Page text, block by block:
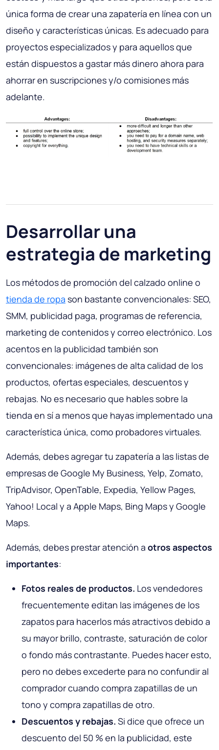
única forma de crear una zapatería en línea con un
diseño y características únicas. Es adecuado para
proyectos especializados y para aquellos que
están dispuestos a gastar más dinero ahora para
ahorrar en suscripciones y/o comisiones más
adelante.
Desarrollar una
estrategia de marketing
Los métodos de promoción del calzado online o
tienda de ropa son bastante convencionales: SEO,
SMM, publicidad paga, programas de referencia,
marketing de contenidos y correo electrónico. Los
acentos en la publicidad también son
convencionales: imágenes de alta calidad de los
productos, ofertas especiales, descuentos y
rebajas. No es necesario que hables sobre la
tienda en sí a menos que hayas implementado una
característica única, como probadores virtuales.
Además, debes agregar tu zapatería a las listas de
empresas de Google My Business, Yelp, Zomato,
TripAdvisor, OpenTable, Expedia, Yellow Pages,
Yahoo! Local y a Apple Maps, Bing Maps y Google
Maps.
Además, debes prestar atención a otros aspectos
importantes:
Fotos reales de productos. Los vendedores
frecuentemente editan las imágenes de los
zapatos para hacerlos más atractivos debido a
su mayor brillo, contraste, saturación de color
o fondo más contrastante. Puedes hacer esto,
pero no debes excederte para no confundir al
comprador cuando compra zapatillas de un
tono y compra zapatillas de otro.
Descuentos y rebajas. Si dice que ofrece un
descuento del 50 % en la publicidad, este